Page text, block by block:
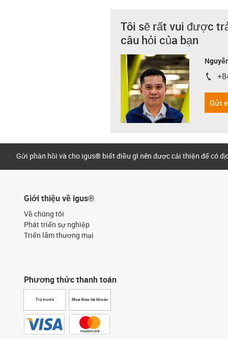
Tôi sẽ rất vui được
câu hỏi của bạn
igus-
Gửi
Gửi phản hồi và cho igus® biết điều gì nên được cải thiện để có
Giới thiệu về igus®
Về chúng tôi
Phát triển sự nghiệp
Triển lãm thương mại
Phương thức thanh toán
Trả trước Mua theo tài khoản